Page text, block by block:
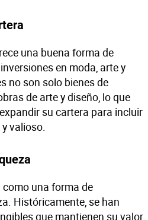
una buena forma de
en moda, arte y
no son solo bienes de
de arte y diseño, lo que
su cartera para incluir
valioso.
como una forma de
Históricamente, se han
que mantienen su valor